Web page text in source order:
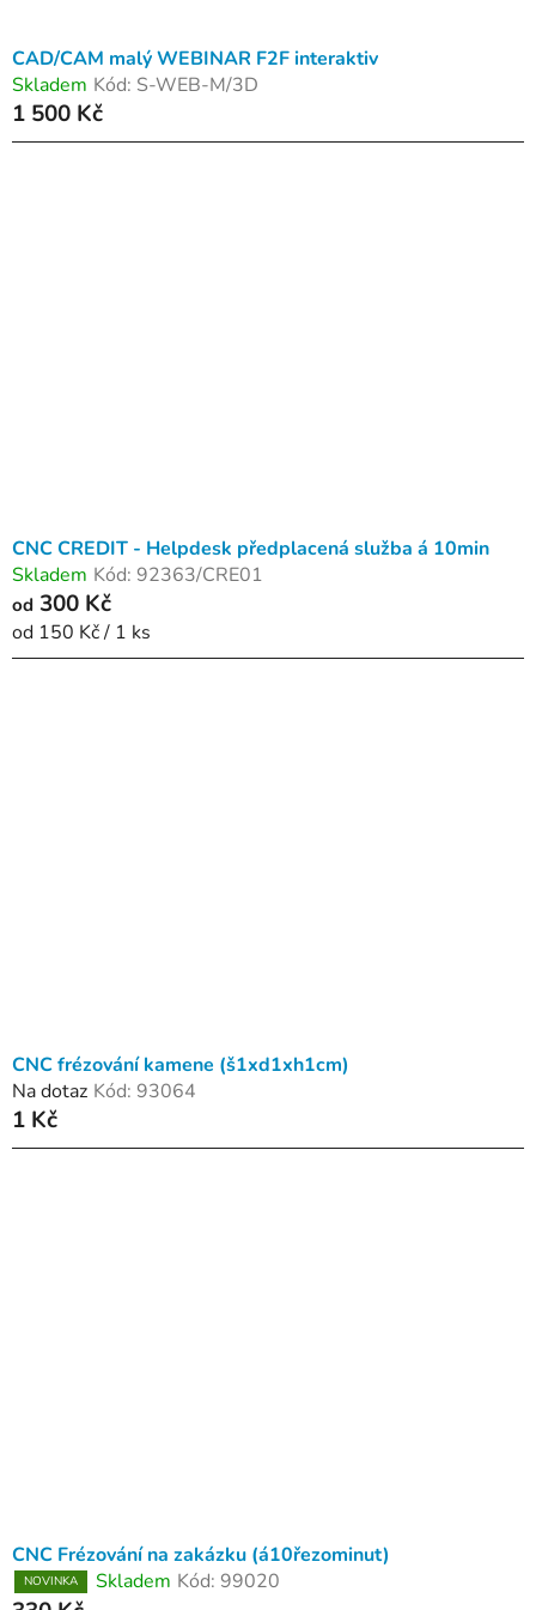
ů
CAD/CAM malý WEBINAR F2F interaktiv
Skladem Kód: S-WEB-M/3D
1 500 Kč
CNC CREDIT - Helpdesk předplacená služba á 10min
Skladem Kód: 92363/CRE01
od 300 Kč
Měrná
cena:
od 150 Kč / 1 ks
CNC frézování kamene (š1xd1xh1cm)
Na dotaz Kód: 93064
1 Kč
CNC Frézování na zakázku (á10řezominut)
NOVINKA Skladem Kód: 99020